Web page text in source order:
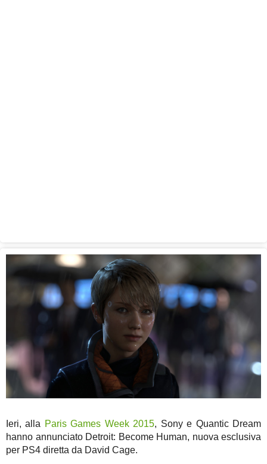
Ieri, alla Paris Games Week 2015, Sony e Quantic Dream
hanno annunciato Detroit: Become Human, nuova esclusiva
per PS4 diretta da David Cage.